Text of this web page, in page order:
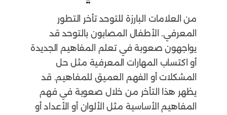
من العلامات البارزة للتوحد تأخر التطور
المعرفي. الأطفال المصابون بالتوحد قد
يواجهون صعوبة في تعلم المفاهيم الجديدة
أو اكتساب المهارات المعرفية مثل حل
المشكلات أو الفهم العميق للمفاهيم. قد
يظهر هذا التأخر من خلال صعوبة في فهم
المفاهيم الأساسية مثل الألوان أو الأعداد أو